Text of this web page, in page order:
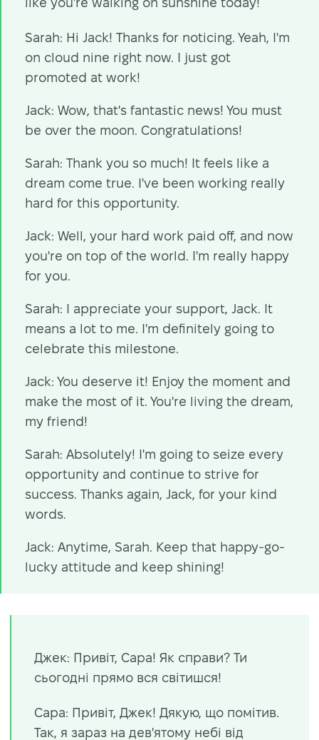
Sarah: Hi Jack! Thanks for noticing. Yeah, I'm
on cloud nine right now. I just got
promoted at work!
Jack: Wow, that's fantastic news! You must
be over the moon. Congratulations!
Sarah: Thank you so much! It feels like a
dream come true. I've been working really
hard for this opportunity.
Jack: Well, your hard work paid off, and now
you're on top of the world. I'm really happy
for you.
Sarah: I appreciate your support, Jack. It
means a lot to me. I'm definitely going to
celebrate this milestone.
Jack: You deserve it! Enjoy the moment and
make the most of it. You're living the dream,
my friend!
Sarah: Absolutely! I'm going to seize every
opportunity and continue to strive for
success. Thanks again, Jack, for your kind
words.
Jack: Anytime, Sarah. Keep that happy-go-
lucky attitude and keep shining!
Джек: Привіт, Сара! Як справи? Ти
сьогодні прямо вся світишся!
Сара: Привіт, Джек! Дякую, що помітив.
Так, я зараз на дев'ятому небі від